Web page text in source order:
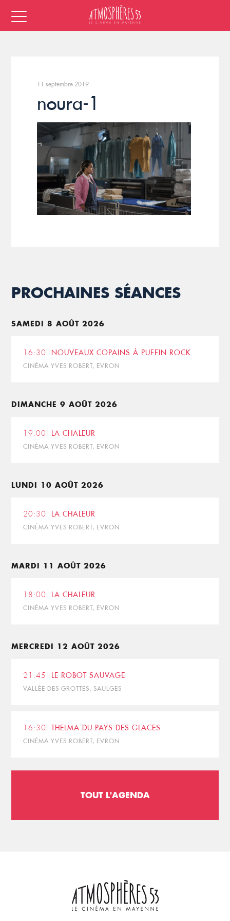
11 septembre 2019
noura-1
PROCHAINES SÉANCES
SAMEDI 8 AOÛT 2026
16:30 NOUVEAUX COPAINS À PUFFIN ROCK
CINÉMA YVES ROBERT, EVRON
DIMANCHE 9 AOÛT 2026
19:00 LA CHALEUR
CINÉMA YVES ROBERT, EVRON
LUNDI 10 AOÛT 2026
20:30 LA CHALEUR
CINÉMA YVES ROBERT, EVRON
MARDI 11 AOÛT 2026
18:00 LA CHALEUR
CINÉMA YVES ROBERT, EVRON
MERCREDI 12 AOÛT 2026
21:45 LE ROBOT SAUVAGE
VALLÉE DES GROTTES, SAULGES
16:30 THELMA DU PAYS DES GLACES
CINÉMA YVES ROBERT, EVRON
TOUT L'AGENDA